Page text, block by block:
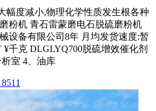
幅度减小,物理化学性质发生根各种
粉机 青石雷蒙磨电石脱硫磨粉机
设备有限公司8年 月均发货速度:暂
千克 DLGLYQ700脱硫增效催化剂
室 4、油库